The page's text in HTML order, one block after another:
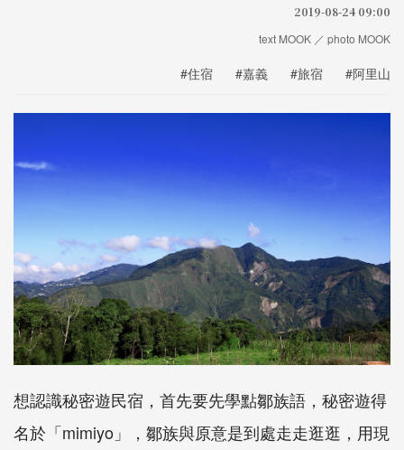
2019-08-24 09:00
text MOOK ／ photo MOOK
#住宿 #嘉義 #旅宿 #阿里山
想認識秘密遊民宿，首先要先學點鄒族語，秘密遊得
名於「mimiyo」，鄒族與原意是到處走走逛逛，用現